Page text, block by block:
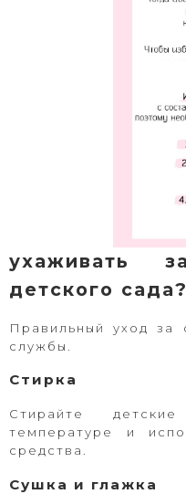
ухаживать
детского сада?
Правильный уход за
службы.
Стирка
Стирайте
температуре и
средства.
Сушка и глажка